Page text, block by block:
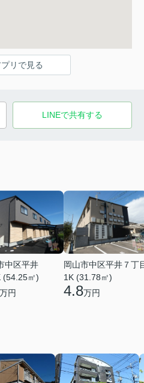
リで見る
LINEで共有する
中区平井
(54.25㎡)
万円
岡山市中区平井７丁
1K (31.78㎡)
4.8万円